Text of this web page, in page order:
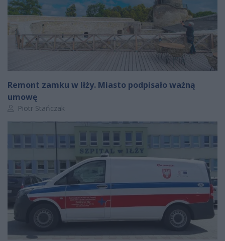
Remont zamku w Iłży. Miasto podpisało ważną
umowę
Autor artykułu:
Piotr Stańczak